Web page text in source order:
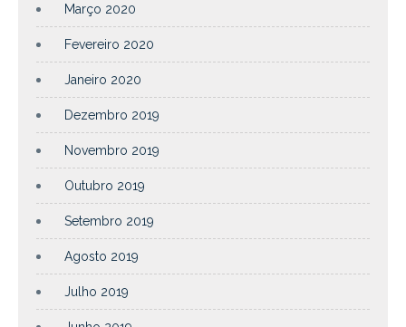
Março 2020
Fevereiro 2020
Janeiro 2020
Dezembro 2019
Novembro 2019
Outubro 2019
Setembro 2019
Agosto 2019
Julho 2019